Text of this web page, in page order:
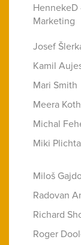
HennekeD
Marketing
Josef
Kamil
Mari Smith
Meera
Michal
Miki Plichta
Miloš
Radovan
Richard
Roger